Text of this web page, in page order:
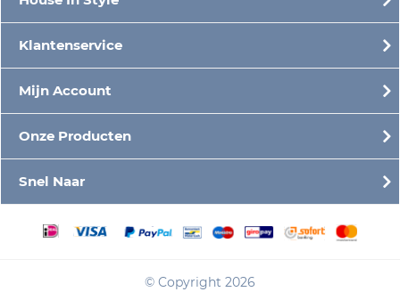
Klantenservice
Mijn Account
Onze Producten
Snel Naar
© Copyright 2026